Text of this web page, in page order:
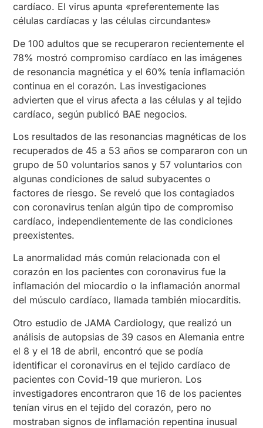
cardíaco. El virus apunta «preferentemente las
células cardíacas y las células circundantes»
De 100 adultos que se recuperaron recientemente el
78% mostró compromiso cardíaco en las imágenes
de resonancia magnética y el 60% tenía inflamación
continua en el corazón. Las investigaciones
advierten que el virus afecta a las células y al tejido
cardíaco, según publicó BAE negocios.
Los resultados de las resonancias magnéticas de los
recuperados de 45 a 53 años se compararon con un
grupo de 50 voluntarios sanos y 57 voluntarios con
algunas condiciones de salud subyacentes o
factores de riesgo. Se reveló que los contagiados
con coronavirus tenían algún tipo de compromiso
cardíaco, independientemente de las condiciones
preexistentes.
La anormalidad más común relacionada con el
corazón en los pacientes con coronavirus fue la
inflamación del miocardio o la inflamación anormal
del músculo cardíaco, llamada también miocarditis.
Otro estudio de JAMA Cardiology, que realizó un
análisis de autopsias de 39 casos en Alemania entre
el 8 y el 18 de abril, encontró que se podía
identificar el coronavirus en el tejido cardíaco de
pacientes con Covid-19 que murieron. Los
investigadores encontraron que 16 de los pacientes
tenían virus en el tejido del corazón, pero no
mostraban signos de inflamación repentina inusual